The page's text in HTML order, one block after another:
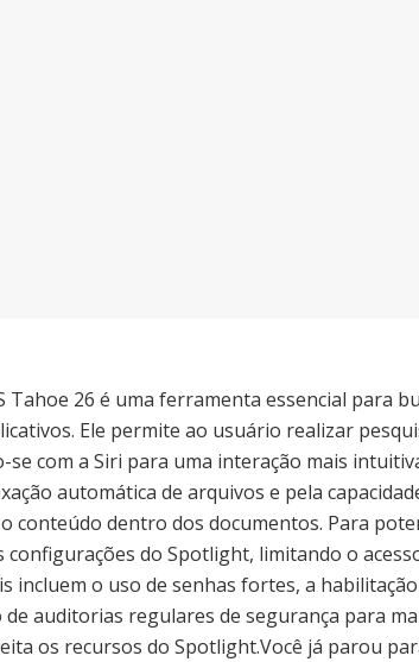
Tahoe 26 é uma ferramenta essencial para
Ele permite ao usuário realizar
com a Siri para uma interação mais
automática de arquivos e pela
conteúdo dentro dos documentos. Para
do Spotlight, limitando o
incluem o uso de senhas fortes, a
auditorias regulares de segurança para
os recursos do Spotlight.Você já parou